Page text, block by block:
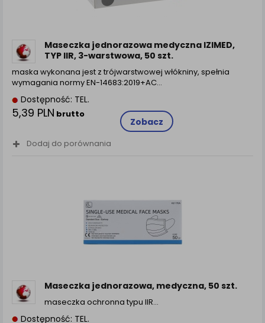
Maseczka jednorazowa medyczna IZIMED,
TYP IIR, 3-warstwowa, 50 szt.
maska wykonana jest z trójwarstwowej włókniny, spełnia
wymagania normy EN-14683:2019+AC...
Dostępność: TEL.
5,39 PLN brutto
Zobacz
Dodaj do porównania
Maseczka jednorazowa, medyczna, 50 szt.
maseczka ochronna typu IIR…
Dostępność: TEL.